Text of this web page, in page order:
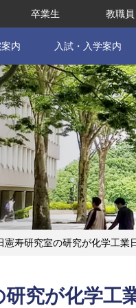
卒業生 教職員
内 入試・入学案内
憲寿研究室の研究が化学工業
究が化学工